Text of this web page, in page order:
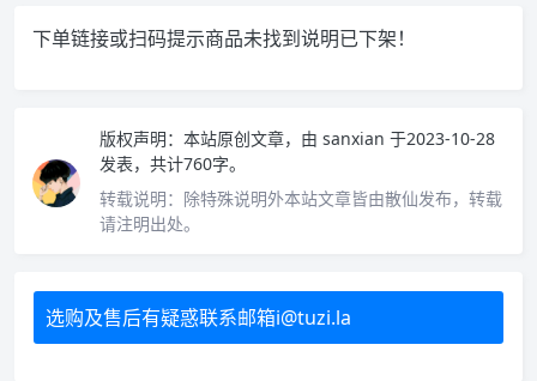
下单链接或扫码提示商品未找到说明已下架！
版权声明： 本站原创文章，由 sanxian 于2023-10-28
发表，共计760字。
转载说明： 除特殊说明外本站文章皆由散仙发布，转载
请注明出处。
选购及售后有疑惑联系邮箱i@tuzi.la